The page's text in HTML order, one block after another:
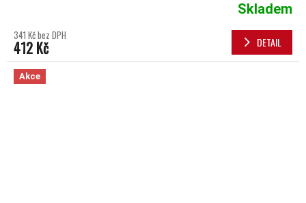
Skladem
341 Kč bez DPH
412 Kč DETAIL
Akce